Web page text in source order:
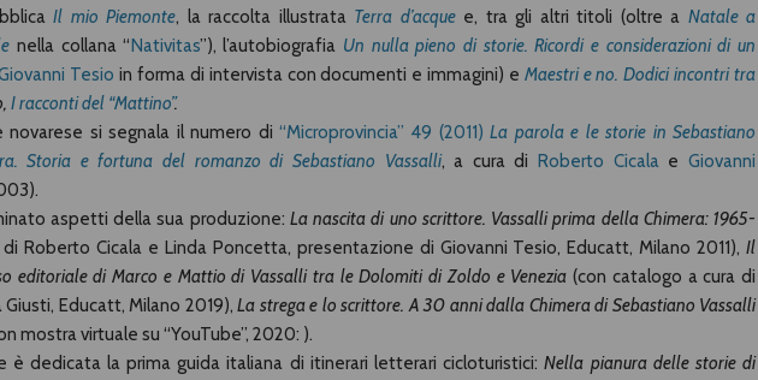
Il mio Piemonte, la raccolta illustrata Terra d’acquee, tra gli altri titoli (oltre a Natale a
nella collana “Nativitas”), l’autobiografia Un nulla pieno di storie. Ricordi e considerazioni di un
Tesioin forma di intervista con documenti e immagini) e Maestri e no. Dodici incontri tra
I racconti del “Mattino”.
si segnala il numero di “Microprovincia” 49 (2011)La parola e le storie in Sebastiano
Storia e fortuna del romanzo di Sebastiano Vassalli, a cura diRoberto CicalaeGiovanni
aspetti della sua produzione: La nascita di uno scrittore. Vassalli prima della Chimera: 1965-
Roberto Cicala e Linda Poncetta, presentazione di Giovanni Tesio, Educatt, Milano 2011), Il
editoriale di Marco e Mattio di Vassalli tra le Dolomiti di Zoldo e Venezia (con catalogo a cura di
Educatt, Milano 2019), La strega e lo scrittore. A 30 anni dalla Chimera di Sebastiano Vassalli
mostra virtuale su “YouTube”, 2020: ).
è dedicata la prima guida italiana di itinerari letterari cicloturistici:Nella pianura delle storie di